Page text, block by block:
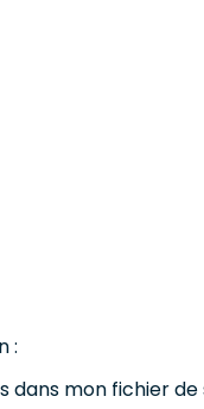
:
dans mon fichier